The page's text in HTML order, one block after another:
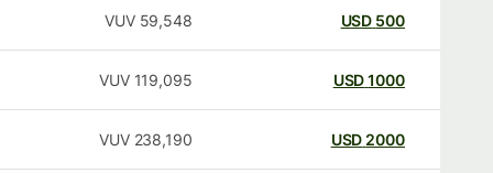
500
USD
59,548
VUV
1000
USD
119,095
VUV
2000
USD
238,190
VUV